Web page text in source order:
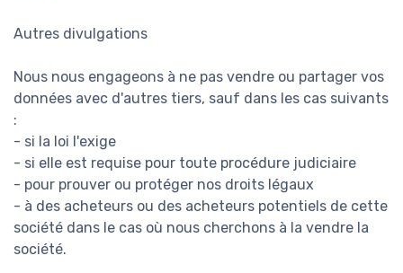
Autres divulgations
Nous nous engageons à ne pas vendre ou partager vos
données avec d'autres tiers, sauf dans les cas suivants
:
- si la loi l'exige
- si elle est requise pour toute procédure judiciaire
- pour prouver ou protéger nos droits légaux
- à des acheteurs ou des acheteurs potentiels de cette
société dans le cas où nous cherchons à la vendre la
société.